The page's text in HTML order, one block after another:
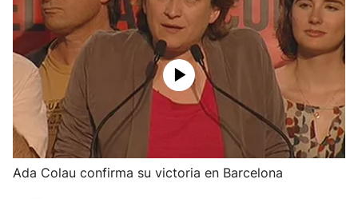
Ada Colau confirma su victoria en Barcelona